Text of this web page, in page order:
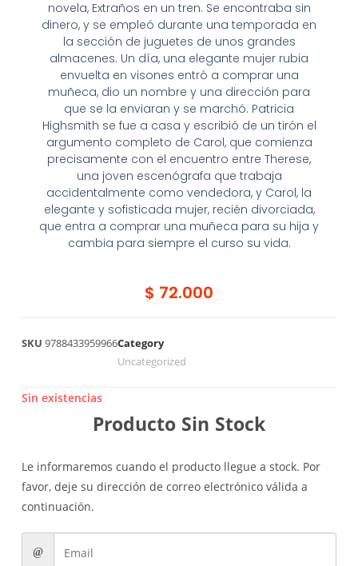
novela, Extraños en un tren. Se encontraba sin
dinero, y se empleó durante una temporada en
la sección de juguetes de unos grandes
almacenes. Un día, una elegante mujer rubia
envuelta en visones entró a comprar una
muñeca, dio un nombre y una dirección para
que se la enviaran y se marchó. Patricia
Highsmith se fue a casa y escribió de un tirón el
argumento completo de Carol, que comienza
precisamente con el encuentro entre Therese,
una joven escenógrafa que trabaja
accidentalmente como vendedora, y Carol, la
elegante y sofisticada mujer, recién divorciada,
que entra a comprar una muñeca para su hija y
cambia para siempre el curso su vida.
$ 72.000
SKU 9788433959966Category
Uncategorized
Sin existencias
Producto Sin Stock
Le informaremos cuando el producto llegue a stock. Por
favor, deje su dirección de correo electrónico válida a
continuación.